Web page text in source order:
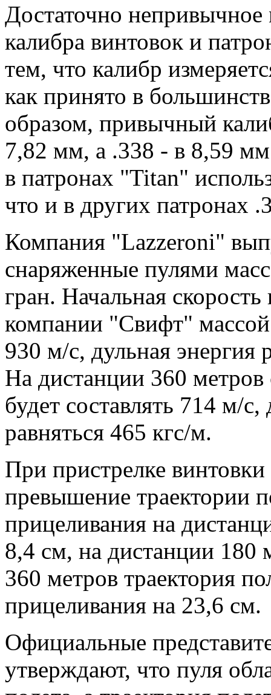
Достаточно непривычное
калибра винтовок и
тем, что калибр
как принято в
образом, привычный
7,82 мм, а .338 - в 8,59
в патронах "Titan"
что и в других патронах
Компания "Lazzeroni"
снаряженные пулями
гран. Начальная
компании "Свифт" массой
930 м/с, дульная энергия
На дистанции 360 метров
будет составлять 714 м/с,
равняться 465 кгс/м.
При пристрелке
превышение траектории
прицеливания на
8,4 см, на дистанции 180
360 метров траектория
прицеливания на 23,6 см.
Официальные
утверждают, что пуля